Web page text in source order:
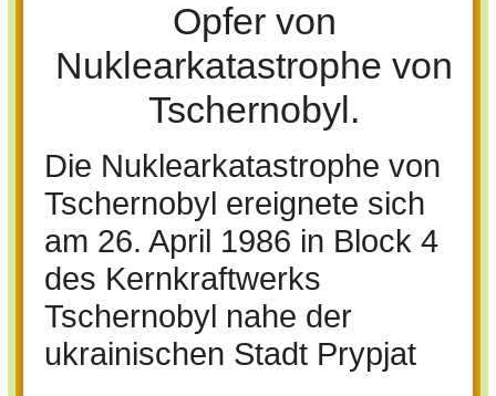
Opfer von
Nuklearkatastrophe von
Tschernobyl.
Die Nuklearkatastrophe von
Tschernobyl ereignete sich
am 26. April 1986 in Block 4
des Kernkraftwerks
Tschernobyl nahe der
ukrainischen Stadt Prypjat